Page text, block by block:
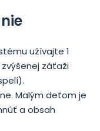
užívajte 1
zvýšenej záťaži
Malým deťom je
a obsah